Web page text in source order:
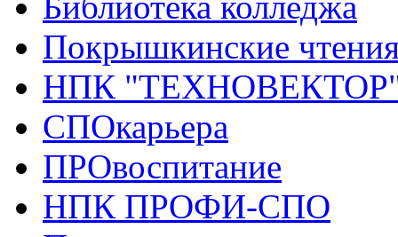
Покрышкинские
НПК
СПОкарьера
ПРОвоспитание
НПК ПРОФИ-СПО